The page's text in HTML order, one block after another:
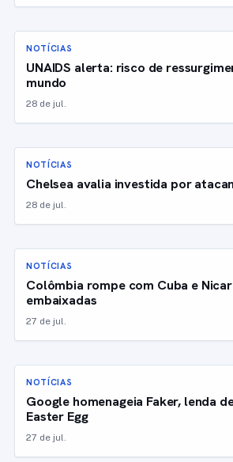
NOTÍCIAS
UNAIDS alerta: risco de
mundo
28 de jul.
NOTÍCIAS
Chelsea avalia investida por
28 de jul.
NOTÍCIAS
Colômbia rompe com Cuba e
embaixadas
27 de jul.
NOTÍCIAS
Google homenageia Faker, lenda
Easter Egg
27 de jul.